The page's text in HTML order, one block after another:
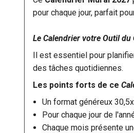
pour chaque jour, parfait
Le Calendrier votre Outil du
Il est essentiel pour
des tâches quotidiennes.
Les points forts de ce
Un format généreux
Pour chaque jour de
Chaque mois présente